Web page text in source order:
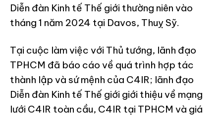
Diễn đàn Kinh tế Thế giới thường niên vào
tháng 1 năm 2024 tại Davos, Thuỵ Sỹ.
Tại cuộc làm việc với Thủ tướng, lãnh đạo
TPHCM đã báo cáo về quá trình hợp tác
thành lập và sứ mệnh của C4IR; lãnh đạo
Diễn đàn Kinh tế Thế giới giới thiệu về mạng
lưới C4IR toàn cầu, C4IR tại TPHCM và giá